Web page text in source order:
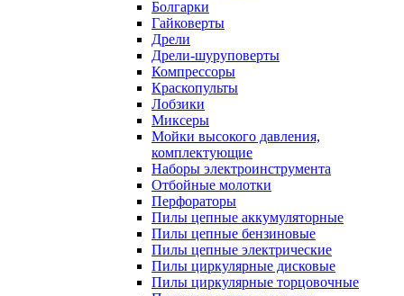
Болгарки
Гайковерты
Дрели
Дрели-шуруповерты
Компрессоры
Краскопульты
Лобзики
Миксеры
Мойки высокого давления,
комплектующие
Наборы электроинструмента
Отбойные молотки
Перфораторы
Пилы цепные аккумуляторные
Пилы цепные бензиновые
Пилы цепные электрические
Пилы циркулярные дисковые
Пилы циркулярные торцовочные